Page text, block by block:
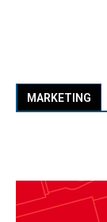
MARKETING